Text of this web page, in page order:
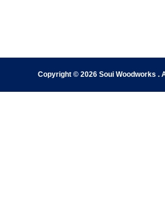
Copyright © 2026 Soui Woodworks .